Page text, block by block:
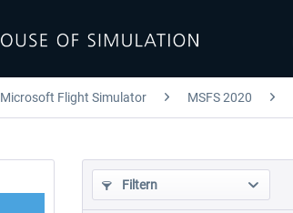
Microsoft Flight Simulator MSFS 2020
Filtern